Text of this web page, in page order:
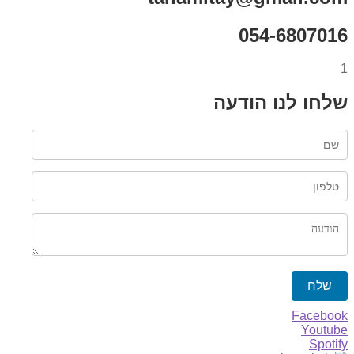
054-6807016
1
שלחו לנו הודעה
שלח
Facebook
Youtube
Spotify